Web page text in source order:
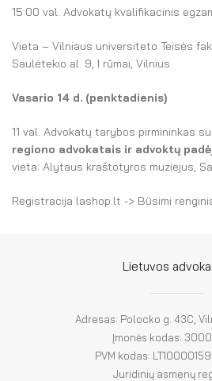
FR
15:00 val. Advokatų kvalifikacinis
Vieta – Vilniaus universiteto Teisės
Saulėtekio al. 9, I rūmai, Vilnius.
Vasario 14 d. (penktadienis)
11 val. Advokatų tarybos pirmininkas
regiono advokatais ir advoktų
vieta: Alytaus kraštotyros muziejus,
Registracija lashop.lt -> Būsimi
Lietuvos
Adresas: Polocko g. 43C,
Įmonės kodas:
PVM kodas:
Juridinių asmenų